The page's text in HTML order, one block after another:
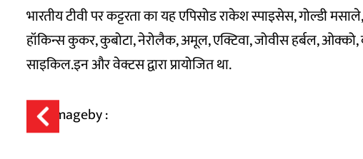
भारतीय टीवी पर कट्टरता का यह एपिसोड राकेश स्पाइसेस, गोल्डी
हॉकिन्स कुकर, कुबोटा, नेरोलैक, अमूल, एक्टिवा, जोवीस हर्बल,
साइकिल.इन और वेक्टस द्वारा प्रायोजित था.